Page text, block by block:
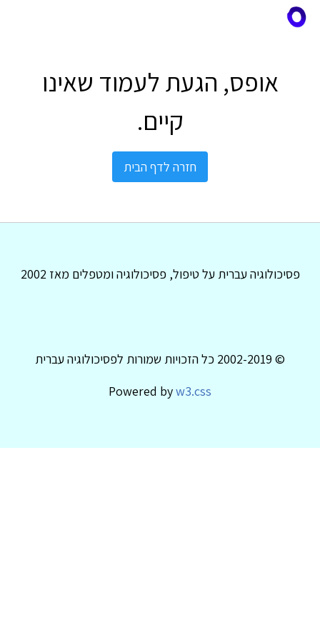
אופס, הגעת לעמוד שאינו
קיים.
חזרה לדף הבית
פסיכולוגיה עברית על טיפול, פסיכולוגיה ומטפלים מאז 2002
© 2002-2019 כל הזכויות שמורות לפסיכולוגיה עברית
Powered byw3.css